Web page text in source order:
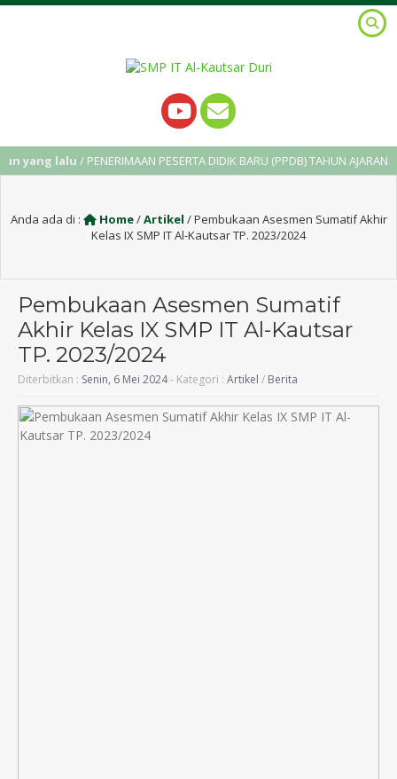
lalu/ PENERIMAAN PESERTA DIDIK BARU (PPDB) TAHUN AJARAN 2025/
Anda ada di : Home/Artikel /Pembukaan Asesmen Sumatif Akhir
Kelas IX SMP IT Al-Kautsar TP. 2023/2024
Pembukaan Asesmen Sumatif
Akhir Kelas IX SMP IT Al-Kautsar
TP. 2023/2024
Diterbitkan : Senin, 6 Mei 2024- Kategori : Artikel / Berita